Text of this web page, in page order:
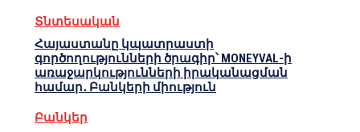
Տնտեսական
Հայաստանը կպատրաստի
գործողությունների ծրագիր՝ MONEYVAL-ի
առաջարկությունների իրականացման
համար․ Բանկերի միություն
Բանկեր